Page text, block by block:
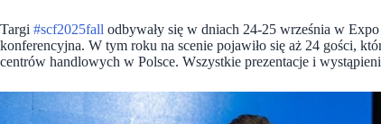
Targi #scf2025fall odbywały się w dniach 24-25 września w
konferencyjna. W tym roku na scenie pojawiło się aż 24 gości,
centrów handlowych w Polsce. Wszystkie prezentacje i